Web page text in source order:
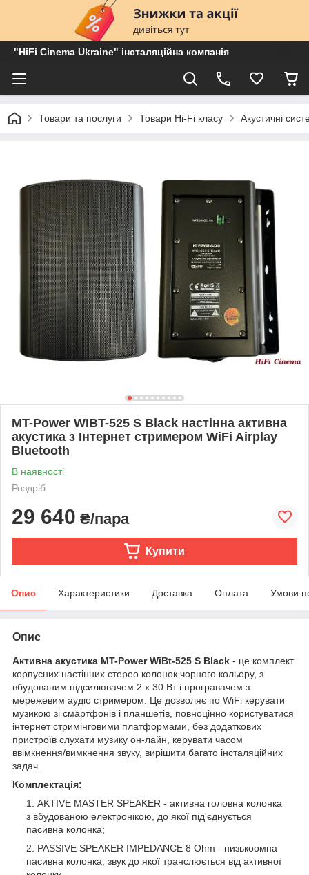
"HiFi Cinema Ukraine" інсталяційна компанія
Товари та послуги Товари Hi-Fi класу Акустичні
MT-Power WIBT-525 S Black настінна активна
акустика з Інтернет стримером WiFi Airplay
Bluetooth
В наявності
Роздріб
29 640 ₴/пара
Купити
Опис Характеристики Доставка Оплата Умови
Опис
Активна акустика MT-Power WiBt-525 S Black - це комплект
корпусних настінних стерео колонок чорного кольору, з
вбудованим підсилювачем 2 х 30 Вт і програвачем з
мережевим аудіо стримером. Це дозволяє по WiFi керувати
музикою зі смартфонів і планшетів, повноцінно користуватися
інтернет стримінговими платформами, без додаткових
пристроїв слухати музику он-лайн, керувати часом
ввімкнення/вимкнення звуку, вирішити багато інсталяційних
задач.
Комплектація:
AKTIVE MASTER SPEAKER - активна головна колонка
з вбудованою електронікою, до якої під'єднується
пасивна колонка;
PASSIVE SPEAKER IMPEDANCE 8 Ohm - низькоомна
пасивна колонка, звук до якої транслюється від активної